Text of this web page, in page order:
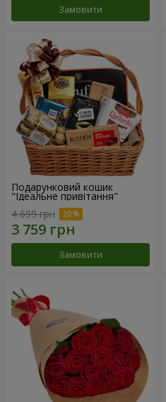
Замовити
Подарунковий кошик
"Ідеальне привітання"
4 699 грн
Замовити